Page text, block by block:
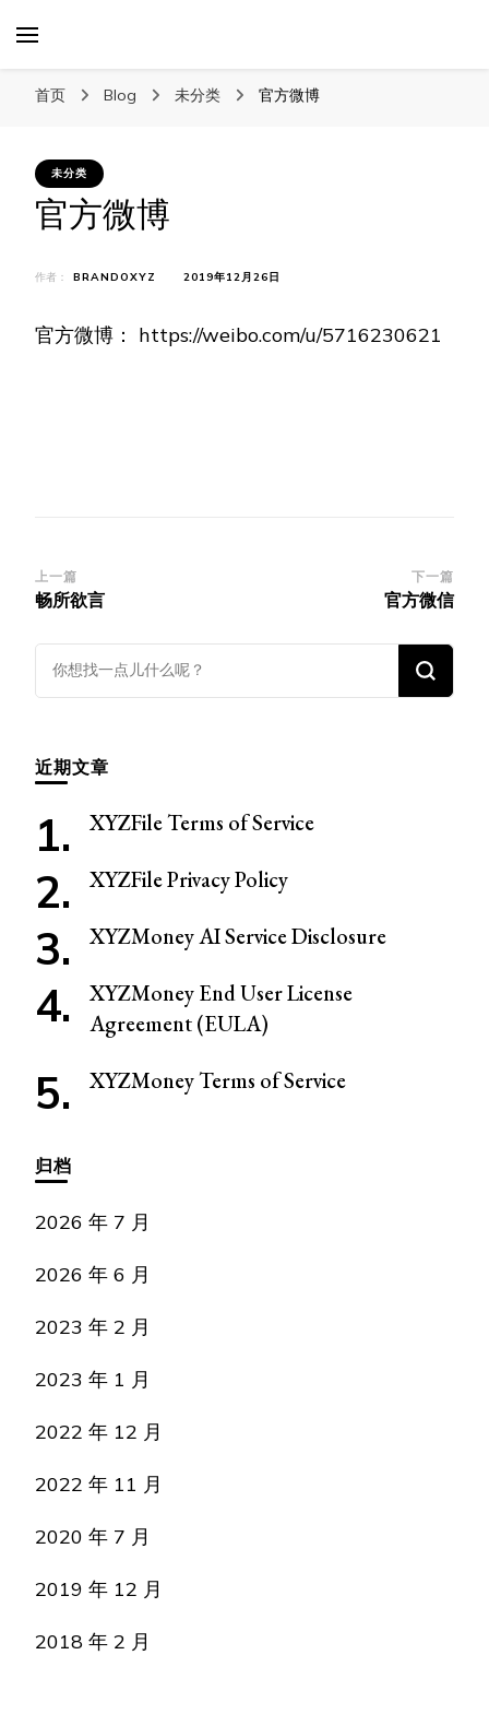
首页 Blog 未分类 官方微博
未分类
官方微博
作者： BRANDOXYZ 2019年12月26日
官方微博： https://weibo.com/u/5716230621
博
文
导
航
上一篇
畅所欲言
下一篇
官方微信
什
西
近期文章
XYZFile Terms of Service
XYZFile Privacy Policy
XYZMoney AI Service Disclosure
XYZMoney End User License
Agreement (EULA)
XYZMoney Terms of Service
归档
2026 年 7 月
2026 年 6 月
2023 年 2 月
2023 年 1 月
2022 年 12 月
2022 年 11 月
2020 年 7 月
2019 年 12 月
2018 年 2 月